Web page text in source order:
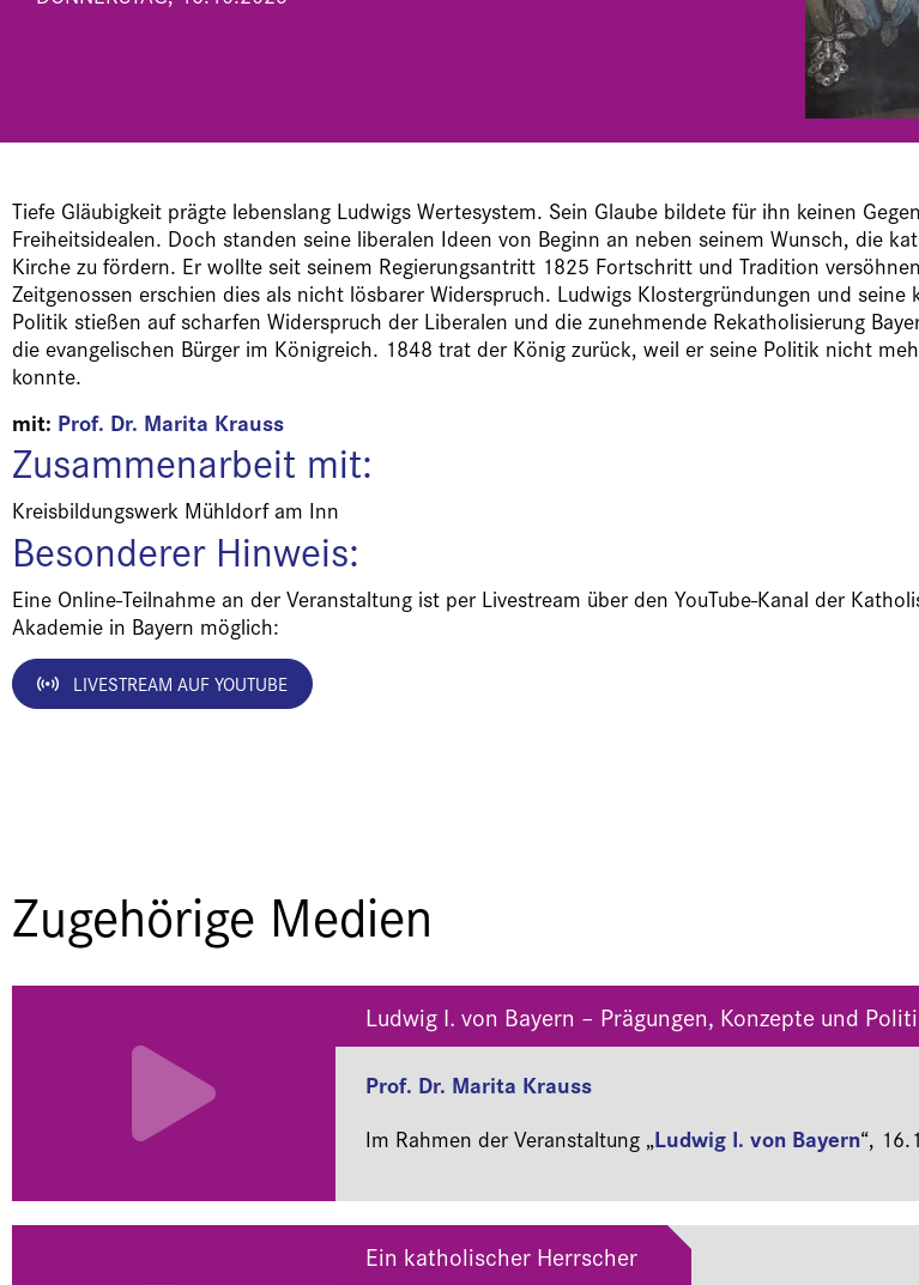
Tiefe Gläubigkeit prägte lebenslang Ludwigs Wertesystem. Sein Glaube bildete für ihn keinen
Freiheitsidealen. Doch standen seine liberalen Ideen von Beginn an neben seinem Wunsch, die
Kirche zu fördern. Er wollte seit seinem Regierungsantritt 1825 Fortschritt und Tradition
Zeitgenossen erschien dies als nicht lösbarer Widerspruch. Ludwigs Klostergründungen und seine
Politik stießen auf scharfen Widerspruch der Liberalen und die zunehmende Rekatholisierung
die evangelischen Bürger im Königreich. 1848 trat der König zurück, weil er seine Politik nicht
konnte.
mit: Prof. Dr. Marita Krauss
Zusammenarbeit mit:
Kreisbildungswerk Mühldorf am Inn
Besonderer Hinweis:
Eine Online-Teilnahme an der Veranstaltung ist per Livestream über den YouTube-Kanal der
Akademie in Bayern möglich:
LIVESTREAM AUF YOUTUBE
Zugehörige Medien
Ludwig I. von Bayern – Prägungen, Konzepte und
Prof. Dr. Marita Krauss
Im Rahmen der Veranstaltung „Ludwig I. von Bayern“,
Ein katholischer Herrscher